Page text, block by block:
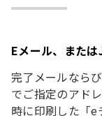
Eメール、また
完了メールなら
でご指定のアド
時に印刷した「